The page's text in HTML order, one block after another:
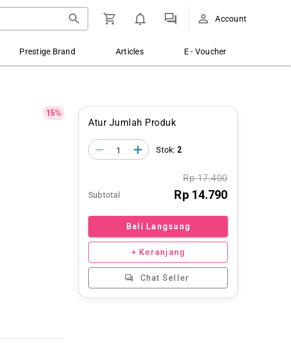
Account
Prestige Brand Articles E - Voucher
15%
Atur Jumlah Produk
Stok: 2
Rp 17.400
Subtotal Rp 14.790
Beli Langsung
+ Keranjang
Chat Seller